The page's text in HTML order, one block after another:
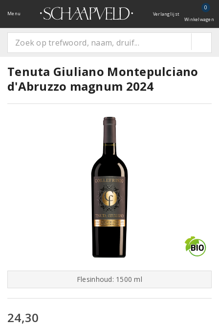
Menu Verlanglijst
0
Winkelwagen
Tenuta Giuliano Montepulciano
d'Abruzzo magnum 2024
Flesinhoud: 1500 ml
24,30